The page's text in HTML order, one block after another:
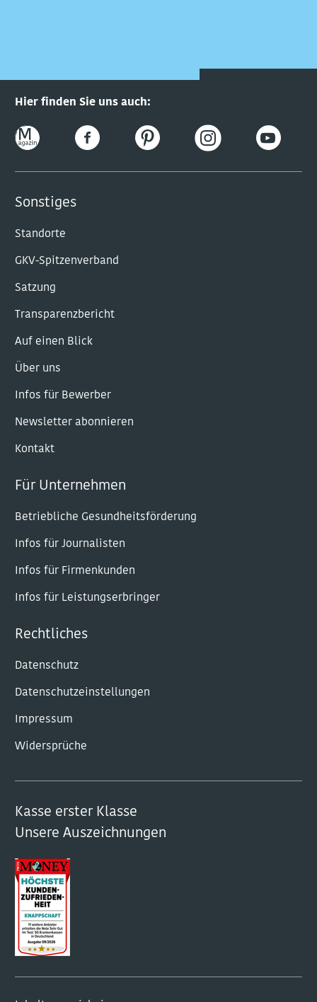
Hier finden Sie uns auch:
Sonstiges
Standorte
GKV-Spitzenverband
Satzung
Transparenzbericht
Auf einen Blick
Über uns
Infos für Bewerber
Newsletter abonnieren
Kontakt
Für Unternehmen
Betriebliche Gesundheitsförderung
Infos für Journalisten
Infos für Firmenkunden
Infos für Leistungserbringer
Rechtliches
Datenschutz
Datenschutzeinstellungen
Impressum
Widersprüche
Kasse erster Klasse
Unsere Auszeichnungen